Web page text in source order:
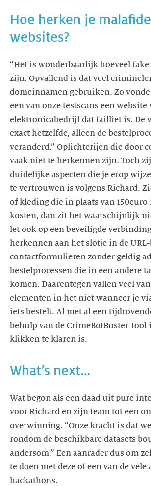
Hoe herken je malafide
websites?
“Het is wonderbaarlijk hoeveel fake
zijn. Opvallend is dat veel
domeinnamen gebruiken. Zo
een van onze testscans een website
elektronicabedrijf dat failliet is. De
exact hetzelfde, alleen de
veranderd.” Oplichterijen die door
vaak niet te herkennen zijn. Toch
duidelijke aspecten die je erop
te vertrouwen is volgens Richard.
of kleding die in plaats van 150euro
kosten, dan zit het waarschijnlijk
let ook op een beveiligde
herkennen aan het slotje in de
contactformulieren zonder geldig
bestelprocessen die in een andere
komen. Daarentegen vallen veel van
elementen in het niet wanneer je
iets bestelt. Al met al een
behulp van de CrimeBotBuster-tool
klikken te klaren is.
What’s next…
Wat begon als een daad uit pure
voor Richard en zijn team tot een
overwinning. “Onze kracht is dat
rondom de beschikbare datasets
andersom.” Een aanrader dus om
te doen met deze of een van de vele
hackathons.